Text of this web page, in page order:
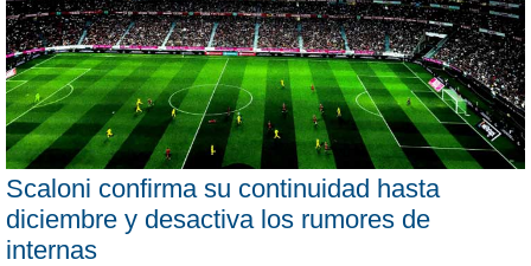
Scaloni confirma su continuidad hasta
diciembre y desactiva los rumores de
internas